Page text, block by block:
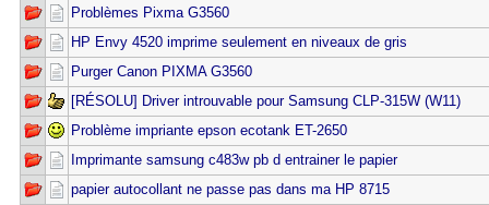
Problèmes Pixma G3560
HP Envy 4520 imprime seulement en niveaux de gris
Purger Canon PIXMA G3560
[RÉSOLU] Driver introuvable pour Samsung CLP-315W (W11)
Problème impriante epson ecotank ET-2650
Imprimante samsung c483w pb d entrainer le papier
papier autocollant ne passe pas dans ma HP 8715